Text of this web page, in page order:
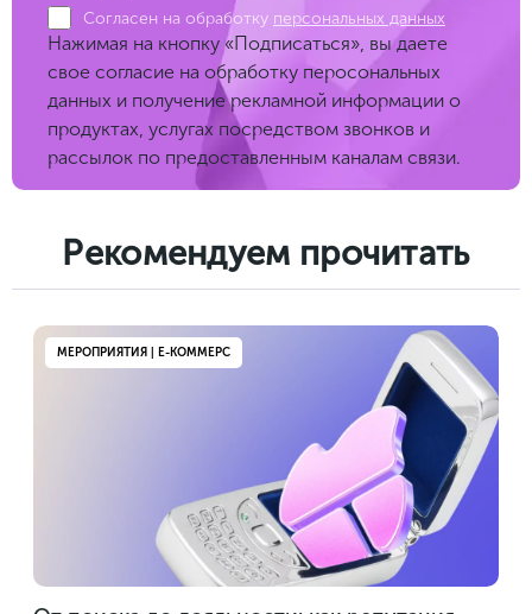
Согласен на обработку персональных данных
Нажимая на кнопку «Подписаться», вы даете
свое согласие на обработку перосональных
данных и получение рекламной информации о
продуктах, услугах посредством звонков и
рассылок по предоставленным каналам связи.
Рекомендуем прочитать
МЕРОПРИЯТИЯ | Е-КОММЕРС